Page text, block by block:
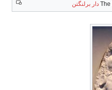
The دار برلنگتن